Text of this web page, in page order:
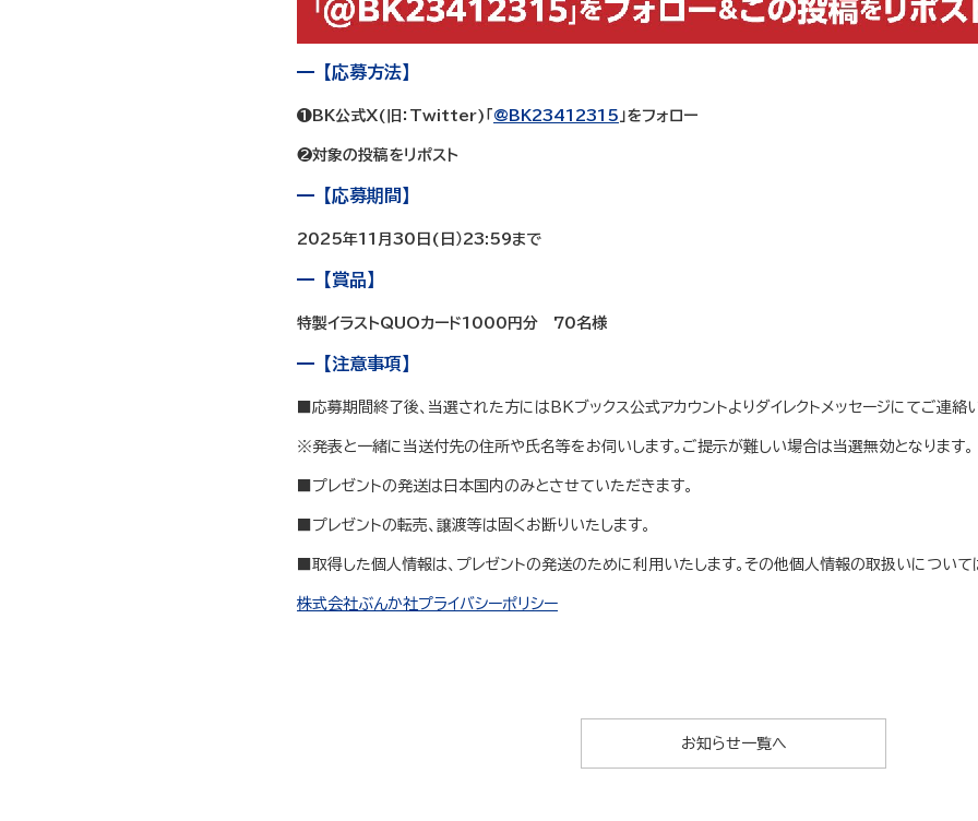
【応募方法】
❶BK公式X(旧：Twitter)「@BK23412315 」をフォロー
❷対象の投稿をリポスト
【応募期間】
2025年11月30日(日）23:59まで
【賞品】
特製イラストQUOカード1000円分 70名様
【注意事項】
■応募期間終了後、当選された方にはBKブックス公式アカウントよりダイレクトメッセージにてご連絡
※発表と一緒に当送付先の住所や氏名等をお伺いします。ご提示が難しい場合は当選無効となります。
■プレゼントの発送は日本国内のみとさせていただきます。
■プレゼントの転売、譲渡等は固くお断りいたします。
■取得した個人情報は、プレゼントの発送のために利用いたします。その他個人情報の取扱いについて
株式会社ぶんか社プライバシーポリシー
お知らせ一覧へ